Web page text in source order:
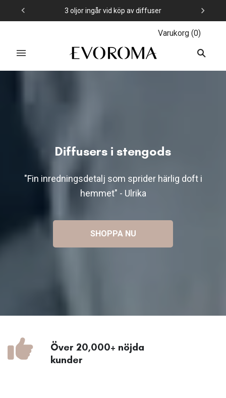
Över 25,000+ nöjda kunder
Varukorg (0)
Diffusers i stengods
"Fin inredningsdetalj som sprider härlig doft i
hemmet" - Ulrika
SHOPPA NU
Över 20,000+ nöjda
kunder